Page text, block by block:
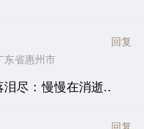
省惠州市
回复
泪尽：慢慢在消逝..
回复